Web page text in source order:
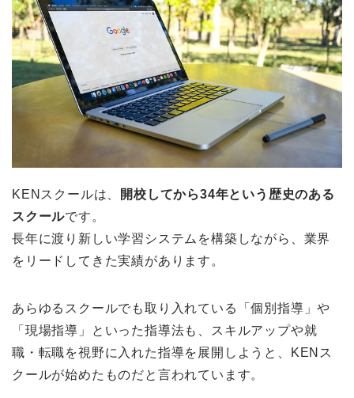
KENスクールは、
開校してから34年という歴史のある
スクールです。
長年に渡り新しい学習システムを構築しながら、業界
をリードしてきた実績があります。
あらゆるスクールでも取り入れている「個別指導」や
「現場指導」といった指導法も、スキルアップや就
職・転職を視野に入れた指導を展開しようと、KENス
クールが始めたものだと言われています。